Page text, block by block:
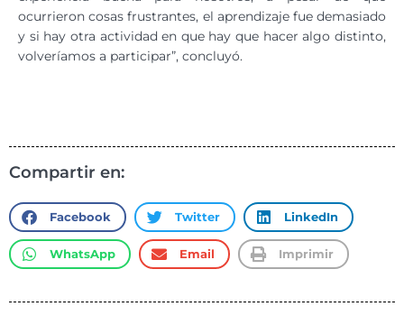
ocurrieron cosas frustrantes, el aprendizaje fue demasiado
y si hay otra actividad en que hay que hacer algo distinto,
volveríamos a participar”, concluyó.
Compartir en:
Facebook Twitter LinkedIn
WhatsApp Email Imprimir